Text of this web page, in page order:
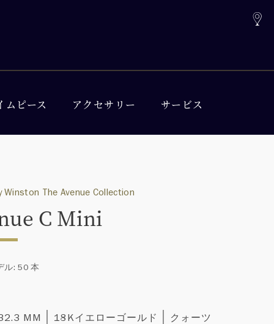
ムピース アクセサリー サービス
Winston The Avenue Collection
C Mini
ル: 50 本
MM 18Kイエローゴールド クォーツ